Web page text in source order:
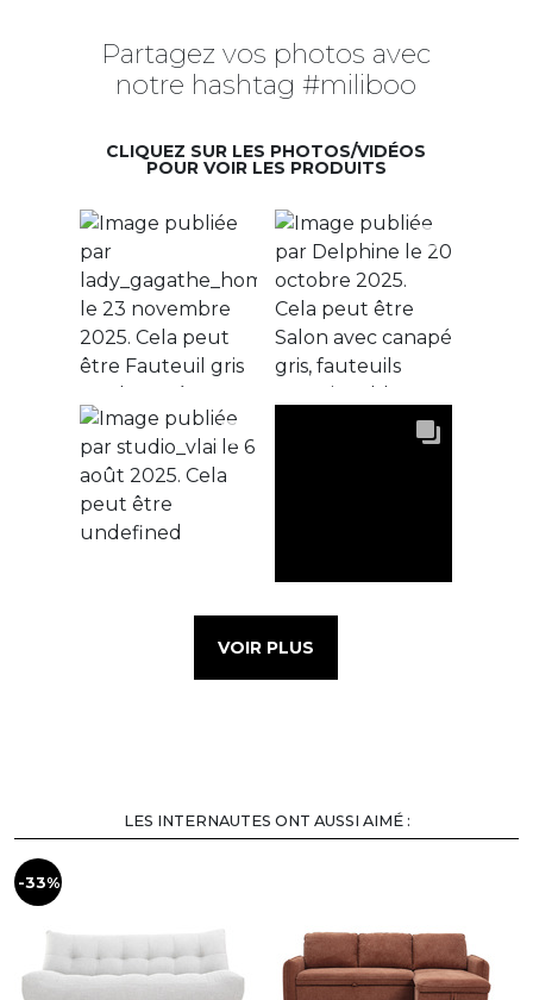
Partagez vos photos avec
notre hashtag #miliboo
CLIQUEZ SUR LES PHOTOS/VIDÉOS
POUR VOIR LES PRODUITS
VOIR PLUS
LES INTERNAUTES ONT AUSSI AIMÉ :
-33%